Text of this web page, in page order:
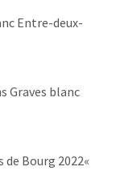
Entre-deux-
Graves blanc
de Bourg 2022«